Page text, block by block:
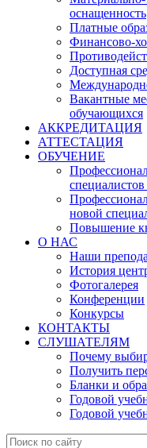
оснащенность
Платные
Финансово-
Доступная
Вакантные
обучающихся
АККРЕДИТАЦИЯ
АТТЕСТАЦИЯ
ОБУЧЕНИЕ
новой
Повышение
О НАС
Наши
История
Фотогалерея
Конференции
Конкурсы
КОНТАКТЫ
СЛУШАТЕЛЯМ
Почему
Получить
Бланки и
Годовой
Годовой